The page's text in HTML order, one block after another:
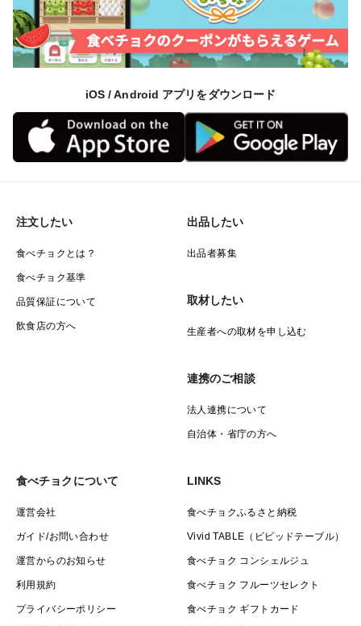
ストーブで乾かすのが一般的。
水分を含んだ状態だと傷みやすくなるため、漁を終えて
からはなるべく早く、干してからはじっくりゆっくり
▼注文に際しての注意点（配送方法や納期指定など）
い。
iOS / Android アプリをダウンロード
注文したい
食べチョクとは？
食べチョク基準
品質保証について
飲食店の方へ
出品したい
出品者募集
取材したい
生産者への取材を申し込む
連携のご相談
法人連携について
自治体・省庁の方へ
食べチョクについて
運営会社
ガイド/お問い合わせ
運営からのお知らせ
利用規約
プライバシーポリシー
LINKS
食べチョクふるさと納税
Vivid TABLE（ビビッドテーブル）
食べチョク コンシェルジュ
食べチョク フルーツセレクト
食べチョク ギフトカード